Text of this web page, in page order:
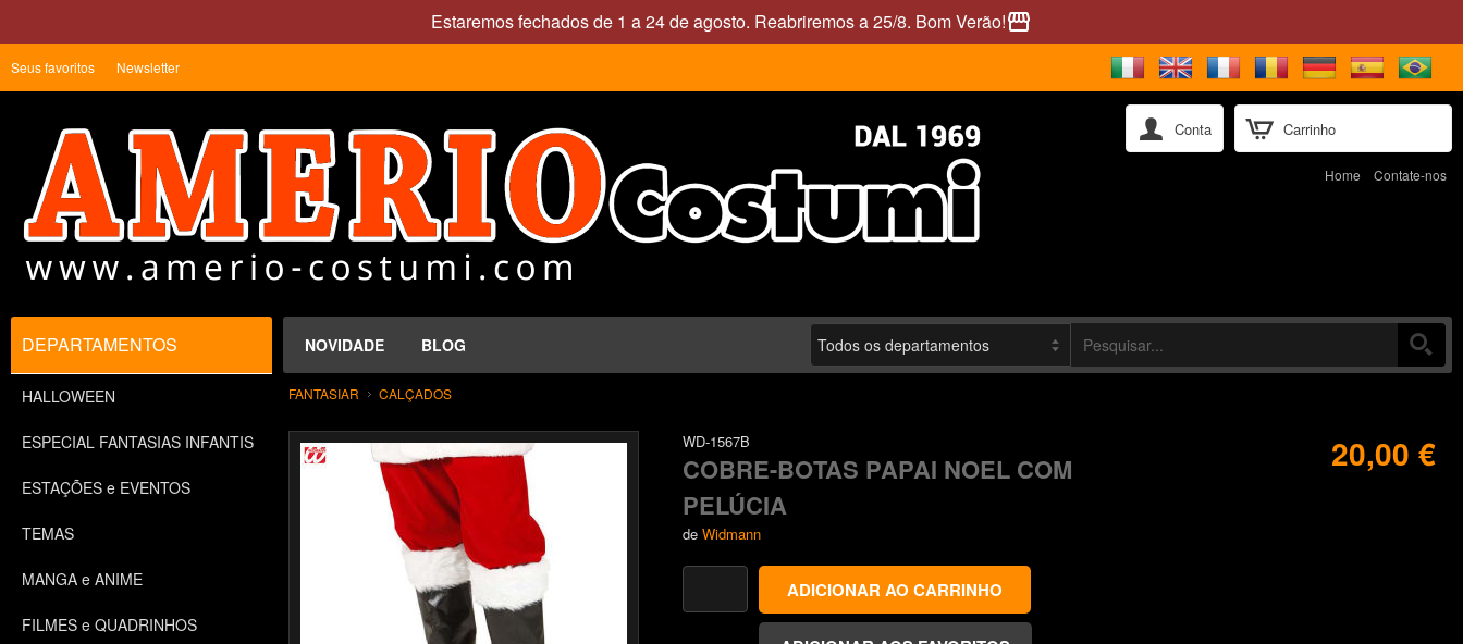
Estaremos fechados de 1 a 24 de agosto. Reabriremos a 25/8. Bom Verão!storefront
Carrinho
Seus favoritos Newsletter
Conta
Home Contate-nos
NOVIDADE BLOG
DEPARTAMENTOS
HALLOWEEN
ESPECIAL FANTASIAS INFANTIS
ESTAÇÕES e EVENTOS
TEMAS
MANGA e ANIME
FILMES e QUADRINHOS
FANTASIAR CALÇADOS
WD-1567B
COBRE-BOTAS PAPAI NOEL COM
PELÚCIA
de Widmann
20,00 €